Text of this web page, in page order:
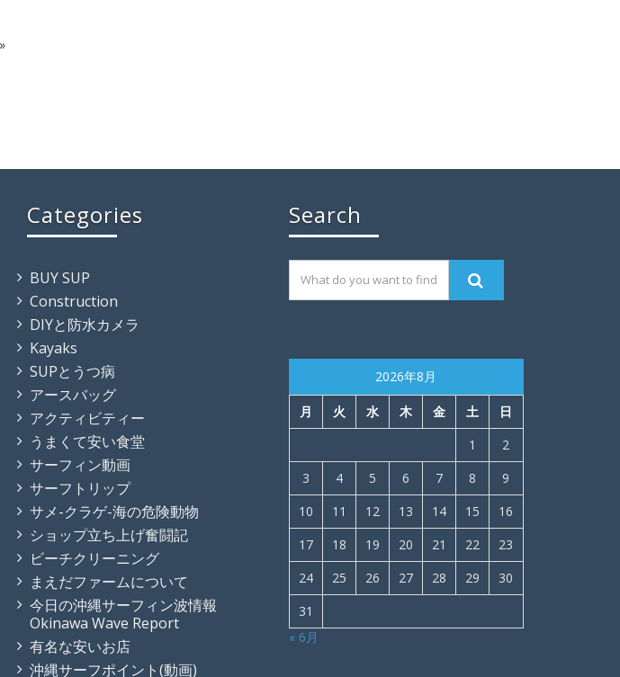
»
Categories
BUY SUP
Construction
DIYと防水カメラ
Kayaks
SUPとうつ病
アースバッグ
アクティビティー
うまくて安い食堂
サーフィン動画
サーフトリップ
サメ-クラゲ-海の危険動物
ショップ立ち上げ奮闘記
ビーチクリーニング
まえだファームについて
今日の沖縄サーフィン波情報
Okinawa Wave Report
有名な安いお店
沖縄サーフポイント(動画)
Search
2026年8月
月 火 水 木 金 土
日
1
2
3
4 5 6 7 8
9
10
11 12 13 14 15
16
17
18 19 20 21 22
23
24
25 26 27 28 29
30
31
« 6月